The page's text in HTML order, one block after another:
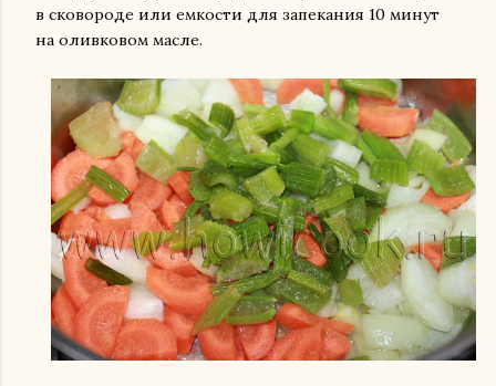
в сковороде или емкости для запекания 10 минут
на оливковом масле.